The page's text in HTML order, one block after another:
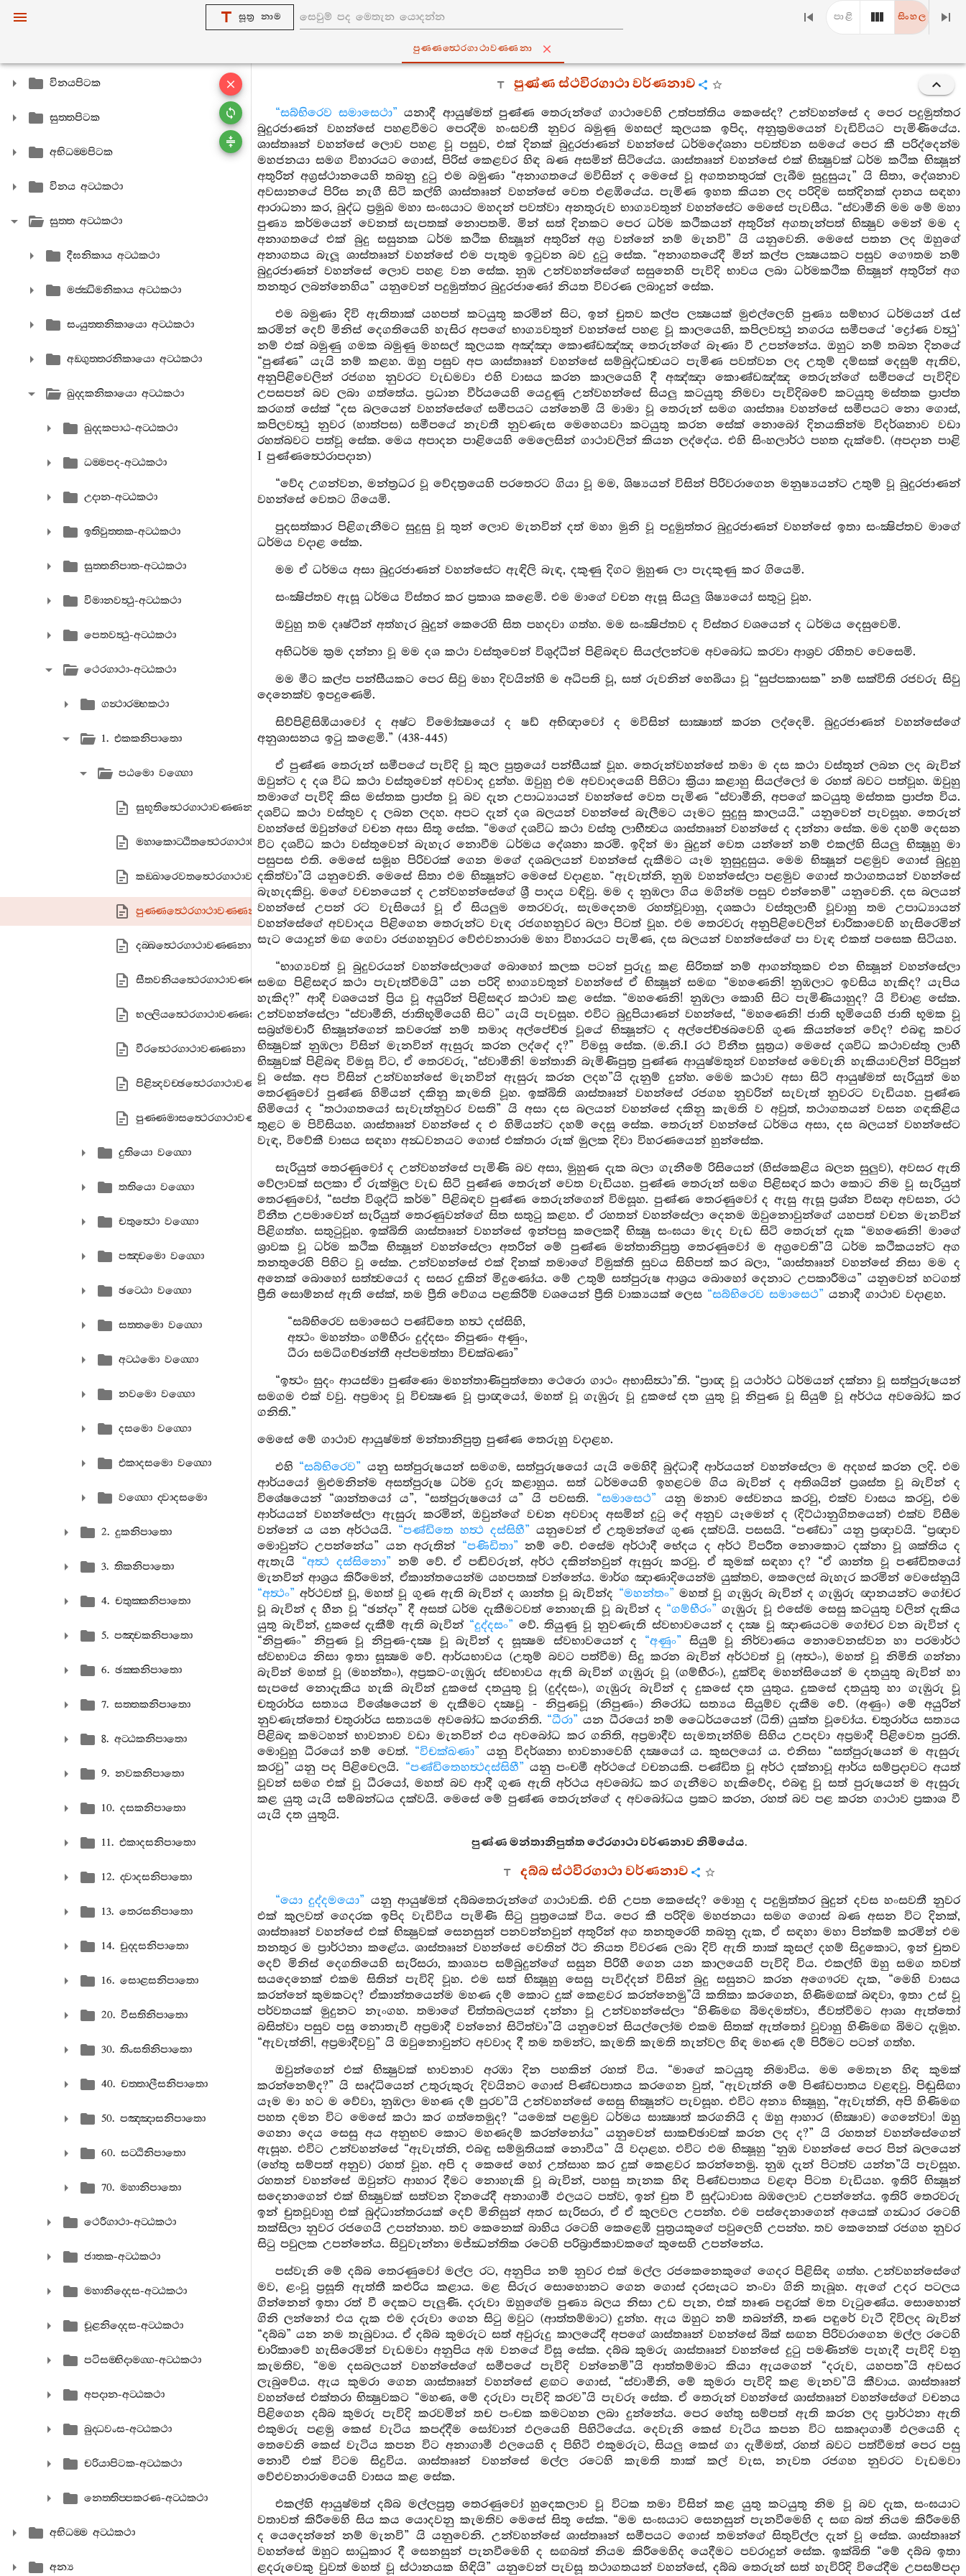
සූත්‍ර නාම පාළි සිංහල
පුණ‍්ණත්‍ථෙරගාථාවණ‍්ණනා
විනයපිටක
සුත‍්තපිටක
අභිධම‍්මපිටක
විනය අට‍්ඨකථා
සුත‍්ත අට‍්ඨකථා
දීඝනිකාය අට‍්ඨකථා
මජ‍්ඣිමනිකාය අට‍්ඨකථා
සංයුත‍්තනිකායො අට‍්ඨකථා
අඞ‍්ගුත‍්තරනිකායො අට‍්ඨකථා
ඛුද‍්දකනිකායො අට‍්ඨකථා
ඛුද‍්දකපාඨ-අට‍්ඨකථා
ධම‍්මපද-අට‍්ඨකථා
උදාන-අට‍්ඨකථා
ඉතිවුත‍්තක-අට‍්ඨකථා
සුත‍්තනිපාත-අට‍්ඨකථා
විමානවත්‍ථු-අට‍්ඨකථා
පෙතවත්‍ථු-අට‍්ඨකථා
ථෙරගාථා-අට‍්ඨකථා
ගන්‍ථාරම‍්භකථා
1. එකකනිපාතො
පඨමො වග‍්ගො
සුභූතිත්‍ථෙරගාථාවණ‍්ණනා
මහාකොට‍්ඨිතත්‍ථෙරගාථාවණ‍්ණනා
කඞ‍්ඛාරෙවතත්‍ථෙරගාථාවණ‍්ණනා
පුණ‍්ණත්‍ථෙරගාථාවණ‍්ණනා
දබ‍්බත්‍ථෙරගාථාවණ‍්ණනා
සීතවනියත්‍ථෙරගාථාවණ‍්ණනා
භල‍්ලියත්‍ථෙරගාථාවණ‍්ණනා
වීරත්‍ථෙරගාථාවණ‍්ණනා
පිළින්‍දවච‍්ඡත්‍ථෙරගාථාවණ‍්ණනා
පුණ‍්ණමාසත්‍ථෙරගාථාවණ‍්ණනා
දුතියො වග‍්ගො
තතියො වග‍්ගො
චතුත්‍ථො වග‍්ගො
පඤ‍්චමො වග‍්ගො
ඡට‍්ඨො වග‍්ගො
සත‍්තමො වග‍්ගො
අට‍්ඨමො වග‍්ගො
නවමො වග‍්ගො
දසමො වග‍්ගො
එකාදසමො වග‍්ගො
වග‍්ගො ද‍්වාදසමො
2. දුකනිපාතො
3. තිකනිපාතො
4. චතුක‍්කනිපාතො
5. පඤ‍්චකනිපාතො
6. ඡක‍්කනිපාතො
7. සත‍්තකනිපාතො
8. අට‍්ඨකනිපාතො
9. නවකනිපාතො
10. දසකනිපාතො
11. එකාදසනිපාතො
12. ද‍්වාදසනිපාතො
13. තෙරසනිපාතො
14. චුද‍්දසනිපාතො
16. සොළසනිපාතො
20. වීසතිනිපාතො
30. තිංසතිනිපාතො
40. චත‍්තාලීසනිපාතො
50. පඤ‍්ඤාසනිපාතො
60. සට‍්ඨිනිපාතො
70. මහානිපාතො
ථෙරීගාථා-අට‍්ඨකථා
ජාතක-අට‍්ඨකථා
මහානිද‍්දෙස-අට‍්ඨකථා
චූළනිද‍්දෙස-අට‍්ඨකථා
පටිසම‍්භිදාමග‍්ග-අට‍්ඨකථා
අපදාන-අට‍්ඨකථා
බුද‍්ධවංස-අට‍්ඨකථා
චරියාපිටක-අට‍්ඨකථා
නෙත‍්තිප‍්පකරණ-අට‍්ඨකථා
අභිධම‍්ම අට‍්ඨකථා
අන්‍ය
පුණ්ණ ස්ථවිරගාථා වර්ණනාව
“සබ්භිරෙව සමාසෙථා” යනාදී ආයුෂ්මත් පුණ්ණ තෙරුන්ගේ ගාථාවෙහි උත්පත්තිය කෙසේද? උන්වහන්සේ ද පෙර පදුමුත්තර
බුදුරජාණන් වහන්සේ පහළවීමට පෙරදීම හංසවතී නුවර බමුණු මහසල් කුලයක ඉපිද, අනුක්‍රමයෙන් වැඩිවියට පැමිණියේය.
ශාස්තෲන් වහන්සේ ලොව පහළ වූ පසුව, එක් දිනක් බුදුරජාණන් වහන්සේ ධර්මදේශනා පවත්වන සමයේ පෙර කී පරිද්දෙන්ම
මහජනයා සමග විහාරයට ගොස්, පිරිස් කෙළවර හිඳ බණ අසමින් සිටියේය. ශාස්තෲන් වහන්සේ එක් භික්‍ෂුවක් ධර්ම කථික භික්‍ෂූන්
අතුරින් අග්‍රස්ථානයෙහි තබනු දුටු එම බමුණා “අනාගතයේ මවිසින් ද මෙසේ වූ අගතනතුරක් ලැබීම සුදුසුයැ” යි සිතා, දේශනාව
අවසානයේ පිරිස නැගී සිටි කල්හි ශාස්තෲන් වහන්සේ වෙත එළඹියේය. පැමිණ ඉහත කියන ලද පරිදිම සත්දිනක් දානය සඳහා
ආරාධනා කර, බුද්ධ ප්‍රමුඛ මහා සංඝයාට මහදන් පවත්වා අනතුරුව භාග්‍යවතුන් වහන්සේට මෙසේ පැවසීය. “ස්වාමීනි මම මේ මහා
පුණ්‍ය කර්මයෙන් වෙනත් සැපතක් නොපතමි. මින් සත් දිනකට පෙර ධර්ම කථිකයන් අතුරින් අගතැන්පත් භික්‍ෂුව මෙන් මම ද
අනාගතයේ එක් බුදු සසුනක ධර්ම කථික භික්‍ෂූන් අතුරින් අග්‍ර වන්නේ නම් මැනවි” යි යනුවෙනි. මෙසේ පතන ලද ඔහුගේ
අනාගතය බැලූ ශාස්තෲන් වහන්සේ එම පැතුම ඉටුවන බව දුටු සේක. “අනාගතයේදී මින් කල්ප ලක්‍ෂයකට පසුව ගෞතම නම්
බුදුරජාණන් වහන්සේ ලොව පහළ වන සේක. නුඹ උන්වහන්සේගේ සසුනෙහි පැවිදි භාවය ලබා ධර්මකථික භික්‍ෂූන් අතුරින් අග
තනතුර ලබන්නෙහිය” යනුවෙන් පදුමුත්තර බුදුරජාණෝ නියත විවරණ ලබාදුන් සේක.
එම බමුණා දිවි ඇතිතාක් යහපත් කටයුතු කරමින් සිට, ඉන් චුතව කල්ප ලක්‍ෂයක් මුළුල්ලෙහි පුණ්‍ය සම්භාර ධර්මයන් රැස්
කරමින් දෙව් මිනිස් දෙගතියෙහි හැසිර අපගේ භාග්‍යවතුන් වහන්සේ පහළ වූ කාලයෙහි, කපිලවත්‍ථු නගරය සමීපයේ ‘ද්‍රෝණ වත්‍ථු’
නම් එක් බමුණු ගමක බමුණු මහසල් කුලයක අඤ්ඤා කොණ්ඩඤ්ඤ තෙරුන්ගේ බෑණා වී උපන්නේය. ඔහුට නම් තබන දිනයේ
“පුණ්ණ” යැයි නම් කළහ. ඔහු පසුව අප ශාස්තෲන් වහන්සේ සම්බුද්ධත්‍වයට පැමිණ පවත්වන ලද උතුම් දම්සක් දෙසුම් ඇතිව,
අනුපිළිවෙලින් රජගහ නුවරට වැඩමවා එහි වාසය කරන කාලයෙහි දී අඤ්ඤා කොණ්ඩඤ්ඤ තෙරුන්ගේ සමීපයේ පැවිදිව
උපසපන් බව ලබා ගත්තේය. ප්‍රධාන වීර්යයෙහි යෙදුණු උන්වහන්සේ සියලු කටයුතු නිමවා පැවිදිබවේ කටයුතු මස්තක ප්‍රාප්ත
කරගත් සේක් “දස බලයෙන් වහන්සේගේ සමීපයට යන්නෙමි යි මාමා වූ තෙරුන් සමග ශාස්තෲ වහන්සේ සමීපයට නො ගොස්,
කපිලවත්‍ථු නුවර (හාත්පස) සමීපයේ නැවතී නුවණැස මෙහෙයවා කටයුතු කරන සේක් නොබෝ දිනයකින්ම විදර්ශනාව වඩා
රහත්බවට පත්වූ සේක. මෙය අපාදන පාළියෙහි මෙලෙසින් ගාථාවලින් කියන ලද්දේය. එහි සිංහලාර්ථ පහත දැක්වේ. (අපදාන පාළි
I පුණ්ණත්‍ථෙරාපදාන)
“වේද උගන්වන, මන්ත්‍රධර වූ වේදත්‍රයෙහි පරතෙරට ගියා වූ මම, ශිෂ්‍යයන් විසින් පිරිවරාගෙන මනුෂ්‍යයන්ට උතුම් වූ බුදුරජාණන්
වහන්සේ වෙතට ගියෙමි.
පුදසත්කාර පිළිගැනීමට සුදුසු වූ තුන් ලොව මැනවින් දත් මහා මුනි වූ පදුමුත්තර බුදුරජාණන් වහන්සේ ඉතා සංක්‍ෂිප්තව මාගේ
ධර්මය වදාළ සේක.
මම ඒ ධර්මය අසා බුදුරජාණන් වහන්සේට ඇඳිලි බැඳ, දකුණු දිගට මුහුණ ලා පැදකුණු කර ගියෙමි.
සංක්‍ෂිප්තව ඇසූ ධර්මය විස්තර කර ප්‍රකාශ කළෙමි. එම මාගේ වචන ඇසූ සියලු ශිෂ්‍යයෝ සතුටු වූහ.
ඔවුහු තම දෘෂ්ටීන් අත්හැර බුදුන් කෙරෙහි සිත පහදවා ගත්හ. මම සංක්‍ෂිප්තව ද විස්තර වශයෙන් ද ධර්මය දෙසුවෙමි.
අභිධර්ම ක්‍රම දන්නා වූ මම දශ කථා වස්තුවෙන් විශුද්ධීන් පිළිබඳව සියල්ලන්ටම අවබෝධ කරවා ආශ්‍රව රහිතව වෙසෙමි.
මම මීට කල්ප පන්සීයකට පෙර සිවු මහා දිවයින්හි ම අධිපති වූ, සත් රුවනින් හෙබියා වූ “සුප්පකාසක” නම් සක්විති රජවරු සිවු
දෙනෙක්ව ඉපදුණෙමි.
සිව්පිළිසිඹියාවෝ ද අෂ්ට විමෝක්‍ෂයෝ ද ෂඩ් අභිඥාවෝ ද මවිසින් සාක්‍ෂාත් කරන ලද්දෙමි. බුදුරජාණන් වහන්සේගේ
අනුශාසනය ඉටු කළෙමි.” (438-445)
ඒ පුණ්ණ තෙරුන් සමීපයේ පැවිදි වූ කුල පුත්‍රයෝ පන්සීයක් වූහ. තෙරුන්වහන්සේ තමා ම දස කථා වස්තූන් ලබන ලද බැවින්
ඔවුන්ට ද දශ විධ කථා වස්තුවෙන් අවවාද දුන්හ. ඔවුහු එම අවවාදයෙහි පිහිටා ක්‍රියා කළාහු සියල්ලෝ ම රහත් බවට පත්වූහ. ඔවුහු
තමාගේ පැවිදි කිස මස්තක ප්‍රාප්ත වූ බව දැන උපාධ්‍යායන් වහන්සේ වෙත පැමිණ “ස්වාමීනි, අපගේ කටයුතු මස්තක ප්‍රාප්ත විය.
දශවිධ කථා වස්තුව ද ලබන ලදහ. අපට දැන් දශ බලයන් වහන්සේ බැලීමට යෑමට සුදුසු කාලයයි.” යනුවෙන් පැවසූහ. තෙරුන්
වහන්සේ ඔවුන්ගේ වචන අසා සිතූ සේක. “මගේ දශවිධ කථා වස්තු ලාභීත්‍වය ශාස්තෲන් වහන්සේ ද දන්නා සේක. මම දහම් දෙසන
විට දශවිධ කථා වස්තුවෙන් බැහැර නොවීම ධර්මය දේශනා කරමි. ඉදින් මා බුදුන් වෙත යන්නේ නම් එකල්හි සියලු භික්‍ෂූහු මා
පසුපස එති. මෙසේ සමූහ පිරිවරක් ගෙන මගේ දශබලයන් වහන්සේ දැකීමට යෑම නුසුදුසුය. මෙම භික්‍ෂූන් පළමුව ගොස් බුදුහු
දකිත්වා”යි යනුවෙනි. මෙසේ සිතා එම භික්‍ෂූන්ට මෙසේ වදාළහ. “ඇවැත්නි, නුඹ වහන්සේලා පළමුව ගොස් තථාගතයන් වහන්සේ
බැහැදකිවු. මගේ වචනයෙන් ද උන්වහන්සේගේ ශ්‍රී පාදය වඳිවු. මම ද නුඹලා ගිය මගින්ම පසුව එන්නෙමි” යනුවෙනි. දස බලයන්
වහන්සේ උපන් රට වැසියෝ වූ ඒ සියලුම තෙරවරු, සැමදෙනම රහත්වූවාහු, දශකථා වස්තුලාභී වූවාහු තම උපාධ්‍යායන්
වහන්සේගේ අවවාදය පිළිගෙන තෙරුන්ට වැඳ රජගහනුවර බලා පිටත් වූහ. එම තෙරවරු අනුපිළිවෙලින් චාරිකාවෙහි හැසිරෙමින්
සැට යොදුන් මඟ ගෙවා රජගහනුවර වේළුවනාරාම මහා විහාරයට පැමිණ, දස බලයන් වහන්සේගේ පා වැඳ එකත් පසෙක සිටියහ.
“භාග්‍යවත් වූ බුදුවරයන් වහන්සේලාගේ බොහෝ කලක පටන් පුරුදු කළ සිරිතක් නම් ආගන්තුකව එන භික්‍ෂූන් වහන්සේලා
සමඟ පිළිසඳර කථා පැවැත්වීමයි” යන පරිදි භාග්‍යවතුන් වහන්සේ ඒ භික්‍ෂූන් සමඟ “මහණෙනි! නුඹලාට ඉවසිය හැකිද? යැපිය
හැකිද?” ආදී වශයෙන් ප්‍රිය වූ අයුරින් පිළිසඳර කථාව කළ සේක. “මහණෙනි! නුඹලා කොහි සිට පැමිණියාහුද? යි විචාළ සේක.
උන්වහන්සේලා “ස්වාමීනි, ජාතිභූමියෙහි සිට” යැයි පැවසූහ. එවිට බුදුපියාණන් වහන්සේ, “මහණෙනි! ජාති භූමියෙහි ජාති භූමක වූ
සබ්‍රහ්මචාරී භික්‍ෂූන්ගෙන් කවරෙක් නම් තමාද අල්පේච්ඡ වූයේ භික්‍ෂූන්ට ද අල්පේච්ඡබවෙහි ගුණ කියන්නේ වේද? එබඳු කවර
භික්‍ෂුවක් නුඹලා විසින් මැනවින් ඇසුරු කරන ලද්දේ ද?” විමසූ සේක. (ම.නි.I රථ විනීත සූත්‍රය) මෙසේ දශවිධ කථාවස්තු ලාභී
භික්‍ෂුවක් පිළිබඳ විමසූ විට, ඒ තෙරවරු, “ස්වාමීනි! මන්තානි බැමිණිපුත්‍ර පුණ්ණ ආයුෂ්මතුන් වහන්සේ මෙවැනි හැකියාවලින් පිරිපුන්
වූ සේක. අප විසින් උන්වහන්සේ මැනවින් ඇසුරු කරන ලදහ”යි දැනුම් දුන්හ. මෙම කථාව අසා සිටි ආයුෂ්මත් සැරියුත් මහ
තෙරණුවෝ පුණ්ණ හිමියන් දකිනු කැමති වූහ. ඉක්බිති ශාස්තෲන් වහන්සේ රජගහ නුවරින් සැවැත් නුවරට වැඩියහ. පුණ්ණ
හිමියෝ ද “තථාගතයෝ සැවැත්නුවර වසති” යි අසා දස බලයන් වහන්සේ දකිනු කැමති ව අවුත්, තථාගතයන් වසන ගඳකිළිය
තුළට ම පිවිසියහ. ශාස්තෲන් වහන්සේ ද එ හිමියන්ට දහම් දෙසූ සේක. තෙරුන් වහන්සේ ධර්මය අසා, දස බලයන් වහන්සේට
වැඳ, විවේකී වාසය සඳහා අන්‍ධවනයට ගොස් එක්තරා රුක් මුලක දිවා විහරණයෙන් හුන්සේක.
සැරියුත් තෙරණුවෝ ද උන්වහන්සේ පැමිණි බව අසා, මුහුණ දැක බලා ගැනීමේ රිසියෙන් (හිස්කෙළිය බලන සුලුව), අවසර ඇති
වේලාවක් සලකා ඒ රුක්මුල වැඩ සිටි පුණ්ණ තෙරුන් වෙත වැඩියහ. පුණ්ණ තෙරුන් සමග පිළිසඳර කථා කොට නිම වූ සැරියුත්
තෙරණුවෝ, “සප්ත විශුද්ධි කර්ම” පිළිබඳව පුණ්ණ තෙරුන්ගෙන් විමසූහ. පුණ්ණ තෙරණුවෝ ද ඇසු ඇසූ ප්‍රශ්න විසඳා අවසන, රථ
විනීත උපමාවෙන් සැරියුත් තෙරණුවන්ගේ සිත සතුටු කළහ. ඒ රහතන් වහන්සේලා දෙනම ඔවුනොවුන්ගේ යහපත් වචන මැනවින්
පිළිගත්හ. සතුටුවූහ. ඉක්බිති ශාස්තෲන් වහන්සේ ඉන්පසු කලෙකදී භික්‍ෂු සංඝයා මැද වැඩ සිටි තෙරුන් දැක “මහණෙනි! මාගේ
ශ්‍රාවක වූ ධර්ම කථික භික්‍ෂූන් වහන්සේලා අතරින් මේ පුණ්ණ මන්තානිපුත්‍ර තෙරණුවෝ ම අග්‍රවෙති”යි ධර්ම කථිකයන්ට අග
තනතුරෙහි පිහිට වූ සේක. උන්වහන්සේ එක් දිනක් තමාගේ විමුක්ති සුවය සිහිපත් කර බලා, “ශාස්තෲන් වහන්සේ නිසා මම ද
අනෙක් බොහෝ සත්ත්‍වයෝ ද සසර දුකින් මිදුණෝය. මේ උතුම් සත්පුරුෂ ආශ්‍රය බොහෝ දෙනාට උපකාරීමය” යනුවෙන් හටගත්
ප්‍රීති සොම්නස් ඇති සේක්, තම ප්‍රීති වේගය පළකිරීම් වශයෙන් ප්‍රීති වාක්‍යයක් ලෙස “සබ්භිරෙව සමාසෙථ” යනාදී ගාථාව වදාළහ.
“සබ්භිරෙව සමාසෙථ පණ්ඩිතෙ හත්‍ථ දස්සිහි,
අත්‍ථං මහන්තං ගම්භීරං දුද්දසං නිපුණං අණුං,
ධීරා සමධිගච්ඡන්තී අප්පමත්තා විචක්ඛණා”
“ඉත්‍ථං සුදං ආයස්මා පුණ්ණො මහන්තාණිපුත්තො ථෙරො ගාථං අභාසිත්‍ථා”ති. “ප්‍රාඥ වූ යථාර්ථ ධර්මයන් දක්නා වූ සත්පුරුෂයන්
සමගම එක් වවු. අප්‍රමාද වූ විචක්‍ෂණ වූ ප්‍රාඥයෝ, මහත් වූ ගැඹුරු වූ දුකසේ දත යුතු වූ නිපුණ වූ සියුම් වූ අර්ථය අවබෝධ කර
ගනිති.”
මෙසේ මේ ගාථාව ආයුෂ්මත් මන්තානිපුත්‍ර පුණ්ණ තෙරුහු වදාළහ.
එහි “සබ්භිරෙව” යනු සත්පුරුෂයන් සමගම, සත්පුරුෂයෝ යැයි මෙහිදී බුද්ධාදී ආර්යයන් වහන්සේලා ම අදහස් කරන ලදි. එම
ආර්යයෝ මුළුමනින්ම අසත්පුරුෂ ධර්ම දුරු කළාහුය. සත් ධර්මයෙහි ඉහළටම ගිය බැවින් ද අතිශයින් ප්‍රශස්ත වූ බැවින් ද
විශේෂයෙන් “ශාන්තයෝ ය”, “සත්පුරුෂයෝ ය” යි පවසති. “සමාසෙථ” යනු මනාව සේවනය කරවු, එක්ව වාසය කරවු, එම
ආර්යයන් වහන්සේලා ඇසුරු කරමින්, ඔවුන්ගේ වචන අවවාද අසමින් දුටු දේ අනුව යෑමෙන් ද (දිට්ඨානුගිතයෙන්) එක්ව විසීම
වන්නේ ය යන අර්ථයයි. “පණ්ඩිතෙ හත්‍ථ දස්සිහී” යනුවෙන් ඒ උතුමන්ගේ ගුණ දක්වයි. පසසයි. “පණ්ඩා” යනු ප්‍රඥාවයි. “ප්‍රඥාව
මොවුන්ට උපන්නේය” යන අරුතින් “පණිඩිතා” නම් වේ. එසේම අර්ථාදී භේදය ද අර්ථ විපරීත නොකොට දක්නා වූ ශක්තිය ද
ඇතැයි “අත්‍ථ දස්සිනො” නම් වේ. ඒ පඬිවරුන්, අර්ථ දකින්නවුන් ඇසුරු කරවු. ඒ කුමක් සඳහා ද? “ඒ ශාන්ත වූ පණ්ඩිතයෝ
මැනවින් ආශ්‍රය කිරීමෙන්, ඒකාන්තයෙන්ම යහපතක් වන්නේය. මාර්ග ඤාණාදියෙන්ම යුක්තව, කෙලෙස් බැහැර කරමින් වෙසේනුයි
“අත්‍ථං” අර්ථවත් වූ, මහත් වූ ගුණ ඇති බැවින් ද ශාන්ත වූ බැවින්ද “මහන්තං” මහත් වූ ගැඹුරු බැවින් ද ගැඹුරු ඥානයන්ට ගෝචර
වූ බැවින් ද හීන වූ “ඡන්දා” දී අසත් ධර්ම දැකීමටවත් නොහැකි වූ බැවින් ද “ගම්භීරං” ගැඹුරු වූ එසේම සෙසු කටයුතු වලින් දැකිය
යුතු බැවින්, දුකසේ දැකීම් ඇති බැවින් “දුද්දසං” වේ. තියුණු වූ නුවණැති ස්වභාවයෙන් ද දක්‍ෂ වූ ඤාණයටම ගෝචර වන බැවින් ද
“නිපුණං” නිපුණ වූ නිපුණ-දක්‍ෂ වූ බැවින් ද සූක්‍ෂම ස්වභාවයෙන් ද “අණුං” සියුම් වූ නිර්වාණය නොවෙනස්වන හා පරමාර්ථ
ස්වභාවය නිසා ඉතා සූක්‍ෂම වේ. ආර්යභාවය (උතුම් බවට පත්වීම) සිදු කරන බැවින් අර්ථවත් වූ (අත්‍ථං), මහත් වූ නිමිති ගන්නා
බැවින් මහත් වූ (මහන්තං), අප්‍රකට-ගැඹුරු ස්වභාවය ඇති බැවින් ගැඹුරු වූ (ගම්භීරං), දුක්විඳ මහන්සියෙන් ම දතයුතු බැවින් හා
සැපසේ නොදැකිය හැකි බැවින් දුකසේ දතයුතු වූ (දුද්දසං), ගැඹුරු බැවින් ද දුකසේ දත යුතුය. දුකසේ දතයුතු හා ගැඹුරු වූ
චතුරාර්ය සත්‍යය විශේෂයෙන් ම දැකීමට දක්‍ෂවූ - නිපුණවූ (නිපුණං) නිරෝධ සත්‍යය සියුම්ව දැකීම වේ. (අණුං) මේ අයුරින්
නුවණැත්තෝ චතුරාර්ය සත්‍යයම අවබෝධ කරගනිති. “ධීරා” යන ධීරයෝ නම් ධෛර්යයෙන් (ධිති) යුක්ත වූවෝය. චතුරාර්ය සත්‍යය
පිළිබඳ කමටහන් භාවනාව වඩා මැනවින් එය අවබෝධ කර ගනිති, අප්‍රමාදීව සැමතැන්හිම සිහිය උපදවා අප්‍රමාදී පිළිවෙත පුරති.
මොවුහු ධීරයෝ නම් වෙත්. “විචක්ඛණා” යනු විදර්ශනා භාවනාවෙහි දක්‍ෂයෝ ය. කුසලයෝ ය. එනිසා “සත්පුරුෂයන් ම ඇසුරු
කරවු” යනු පද පිළිවෙලයි. “පණ්ඩිතෙහත්‍ථදස්සිහී” යනු පංචමී අර්ථයේ වචනයකි. පණ්ඩිත වූ අර්ථ දක්නාවූ ආර්ය සම්ප්‍රදාවට අයත්
වූවන් සමග එක් වූ ධීරයෝ, මහත් බව ආදී ගුණ ඇති අර්ථය අවබෝධ කර ගැනීමට හැකිවේද, එබඳු වූ සත් පුරුෂයන් ම ඇසුරු
කළ යුතු යැයි සම්බන්ධය දක්වයි. මෙසේ මේ පුණ්ණ තෙරුන්ගේ ද අවබෝධය ප්‍රකට කරන, රහත් බව පළ කරන ගාථාව ප්‍රකාශ වී
යැයි දත යුතුයි.
පුණ්ණ මන්තානිපුත්ත ථේරගාථා වර්ණනාව නිමියේය.
දබ්බ ස්ථවිරගාථා වර්ණනාව
“යො දුද්දමයො” යනු ආයුෂ්මත් දබ්බතෙරුන්ගේ ගාථාවකි. එහි උපත කෙසේද? මොහු ද පදුමුත්තර බුදුන් දවස හංසවතී නුවර
එක් කුලවත් ගෙදරක ඉපිද වැඩිවිය පැමිණි සිටු පුත්‍රයෙක් විය. පෙර කී පරිදිම මහජනයා සමග ගොස් බණ අසන විට දිනක්,
ශාස්තෲන් වහන්සේ එක් භික්‍ෂුවක් සෙනසුන් පනවන්නවුන් අතුරින් අග තනතුරෙහි තබනු දැක, ඒ සඳහා මහා පින්කම් කරමින් එම
තනතුර ම ප්‍රාර්ථනා කළේය. ශාස්තෲන් වහන්සේ වෙතින් ඊට නියත විවරණ ලබා දිවි ඇති තාක් කුසල් දහම් සිදුකොට, ඉන් චුතව
දෙව් මිනිස් දෙගතියෙහි සැරිසරා, කාශ්‍යප සම්බුදුන්ගේ සසුන පිරිහී ගෙන යන කාලයෙහි පැවිදි විය. එකල්හි ඔහු සමග තවත්
සයදෙනෙක් එකම සිතින් පැවිදි වූහ. එම සත් භික්‍ෂූහු සෙසු පැවිද්දන් විසින් බුදු සසුනට කරන අගෞරව දැක, “මෙහි වාසය
කරන්නේ කුමකටද? ඒකාන්තයෙන්ම මහණ දම් කොට දුක් කෙළවර කරන්නෙමු”යි කතිකා කරගෙන, හිණිමඟක් බඳවා, ඉතා උස් වූ
පර්වතයක් මුදුනට නැංගහ. තමාගේ චිත්තබලයන් දන්නා වූ උන්වහන්සේලා “හිණිමඟ බිමදමත්වා, ජීවත්වීමට ආශා ඇත්තෝ
බසිත්වා පසුව පසු නොතැවී අප්‍රමාදී වන්නෝ සිටිත්වා”යි යනුවෙන් සියල්ලෝම එකම සිතක් ඇත්තෝ වූවාහු හිණිමඟ බිමට දැමූහ.
“ඇවැත්නි!, අප්‍රමාදීවවු” යි ඔවුනොවුන්ට අවවාද දී තම තමන්ට, කැමති කැමති තැන්වල හිඳ මහණ දම් පිරීමට පටන් ගත්හ.
ඔවුන්ගෙන් එක් භික්‍ෂුවක් භාවනාව අරඹා දින පහකින් රහත් විය. “මාගේ කටයුතු නිමාවිය. මම මෙතැන හිඳ කුමක්
කරන්නෙම්ද?” යි සෘද්ධියෙන් උතුරුකුරු දිවයිනට ගොස් පිණ්ඩපාතය කරගෙන වුත්, “ඇවැත්නි මේ පිණ්ඩපාතය වළඳවු. පිඬුසිඟා
යෑම මා හට ම වේවා, නුඹලා මහණ දම් පුරව”යි උන්වහන්සේ සෙසු භික්‍ෂූන්ට පැවසූහ. එවිට අන්‍ය භික්‍ෂූහු, “ඇවැත්නි, අපි හිණිමඟ
පහත දමන විට මෙසේ කථා කර ගත්තෙමුද? “යමෙක් පළමුව ධර්මය සාක්‍ෂාත් කරගනියි ද ඔහු ආහාර (භික්‍ෂාව) ගෙනේවා! ඔහු
ගෙනා දෙය සෙසු අය අනුභව කොට මහණදම් කරන්නෝය” යනුවෙන් සාකච්ඡාවක් කරන ලද ද?” යි රහතන් වහන්සේගෙන්
ඇසූහ. එවිට උන්වහන්සේ “ඇවැත්නි, එබඳු සම්මුතියක් නොවීය” යි වදාළහ. එවිට එම භික්‍ෂූහු “නුඹ වහන්සේ පෙර පින් බලයෙන්
(හේතු සම්පත් අනුව) රහත් වූහ. අපි ද කෙසේ හෝ උත්සාහ කර දුක් කෙළවර කරන්නෙමු. නුඹ දැන් පිටත්ව යන්න”යි පැවසූහ.
රහතන් වහන්සේ ඔවුන්ට ආහාර දීමට නොහැකි වූ බැවින්, පහසු තැනක හිඳ පිණ්ඩපාතය වළඳා පිටත වැඩියහ. ඉතිරි භික්‍ෂූන්
සදෙනාගෙන් එක් භික්‍ෂුවක් සත්වන දිනයේදී අනාගාමී ඵලයට පත්ව, ඉන් චුත වී සුද්ධාවාස බඹලොව උපන්නේය. ඉතිරි තෙරවරු
ඉන් චුතවූවාහු එක් බුද්ධාන්තරයක් දෙව් මිනිසුන් අතර සැරිසරා, ඒ ඒ කුලවල උපන්හ. එම පස්දෙනාගෙන් අයෙක් ගන්‍ධාර රටෙහි
තක්සිලා නුවර රජගෙයි උපන්නාහ. තව කෙනෙක් බාහිය රටෙහි කෙළෙඹි පුත්‍රයකුගේ පවුලෙහි උපන්හ. තව කෙනෙක් රජගහ නුවර
සිටු පවුලක උපන්නේය. සිවුවැන්නා මජ්ඣන්තික රටෙහි පරිබ්‍රාජිකාවකගේ කුසෙහි උපන්නේය.
පස්වැනි මේ දබ්බ තෙරණුවෝ මල්ල රට, අනුපිය නම් නුවර එක් මල්ල රජකෙනෙකුගේ ගෙදර පිළිසිඳ ගත්හ. උන්වහන්සේගේ
මව, ළංවූ ප්‍රසූති ඇත්තී කළුරිය කළාය. මළ සිරුර සොහොනට ගෙන ගොස් දරසෑයට නංවා ගිනි තැබූහ. ඇගේ උදර පටලය
ගින්නෙන් ඉතා රත් වී දෙකට පැලුණි. දරුවා ඔහුගේම පුණ්‍ය බලය නිසා උඩ පැන, එක් තෘණ පඳුරක් මත වැටුණේය. සොහොන්
ගිනි ලන්නෝ එය දැක එම දරුවා ගෙන සිටු මවුට (ආත්තම්මාට) දුන්හ. ඇය ඔහුට නම් තබන්නී, තණ පඳුරේ වැටී දිවිලද බැවින්
“දබ්බ” යන නම තැබුවාය. ඒ දබ්බ කුමරුට සත් අවුරුදු කාලයේදී අපගේ ශාස්තෲන් වහන්සේ බික් සඟන පිරිවරාගෙන මල්ල රටෙහි
චාරිකාවේ හැසිරෙමින් වැඩමවා අනුපිය අඹ වනයේ විසූ සේක. දබ්බ කුමරු ශාස්තෲන් වහන්සේ දුටු පමණින්ම පැහැදී පැවිදි වනු
කැමතිව, “මම දසබලයන් වහන්සේගේ සමීපයේ පැවිදි වන්නෙමි”යි ආත්තම්මාට කියා ඇයගෙන් “දරුව, යහපත”යි අවසර
ලැබුවේය. ඇය කුමරා ගෙන ශාස්තෲන් වහන්සේ ළඟට ගොස්, “ස්වාමීනි, මේ කුමරා පැවිදි කළ මැනව”යි කීවාය. ශාස්තෲන්
වහන්සේ එක්තරා භික්‍ෂුවකට “මහණ, මේ දරුවා පැවිදි කරව”යි පැවරූ සේක. ඒ තෙරුන් වහන්සේ ශාස්තෲන් වහන්සේගේ වචනය
පිළිගෙන දබ්බ කුමරු පැවිදි කරවමින් තච පංචක කමටහන ලබා දුන්නේය. පෙර හේතු සම්පත් ඇති කරන ලද ප්‍රාර්ථනා ඇති
එකුමරු පළමු කෙස් වැටිය කපද්දීම සෝවාන් ඵලයෙහි පිහිටියේය. දෙවැනි කෙස් වැටිය කපන විට සකෘදාගාමී ඵලයෙහි ද
තෙවෙනි කෙස් වැටිය කපන විට අනාගාමී ඵලයෙහි ද පිහිටි එකුමරුට, සියලු කෙස් ගා දැමීමත්, රහත් බවට පත්වීමත් පෙර පසු
නොවී එක් විටම සිදුවිය. ශාස්තෲන් වහන්සේ මල්ල රටෙහි කැමති තාක් කල් වැස, නැවත රජගහ නුවරට වැඩමවා
වේළුවනාරාමයෙහි වාසය කළ සේක.
එකල්හි ආයුෂ්මත් දබ්බ මල්ලපුත්‍ර තෙරණුවෝ හුදෙකලාව වූ විටක තමා විසින් කළ යුතු කටයුතු නිම වූ බව දැක, සංඝයාට
වතාවත් කිරීමෙහි සිය කය යොදවනු කැමතිව මෙසේ සිතූ සේක. “මම සංඝයාට සෙනසුන් පැනවීමෙහි ද සඟ බත් නියම කිරීමෙහි
ද යෙදෙන්නේ නම් මැනවි” යි යනුවෙනි. උන්වහන්සේ ශාස්තෲන් සමීපයට ගොස් තමන්ගේ සිතුවිල්ල දැන් වූ සේක. ශාස්තෲන්
වහන්සේ ඔහුට සාධුකාර දී සෙනසුන් පැනවීමෙහි ද සඟබත් නියම කිරීමෙහිද යෙදීමට පවරාදුන් සේක. ඉක්බිති “මේ දබ්බ ඉතා
ළදරුවෙකු වුවත් මහත් වූ ස්ථානයක හිඳියි” යනුවෙන් පැවසූ තථාගතයන් වහන්සේ, දබ්බ තෙරුන් සත් හැවිරිදි වියේදීම උපසම්පදා